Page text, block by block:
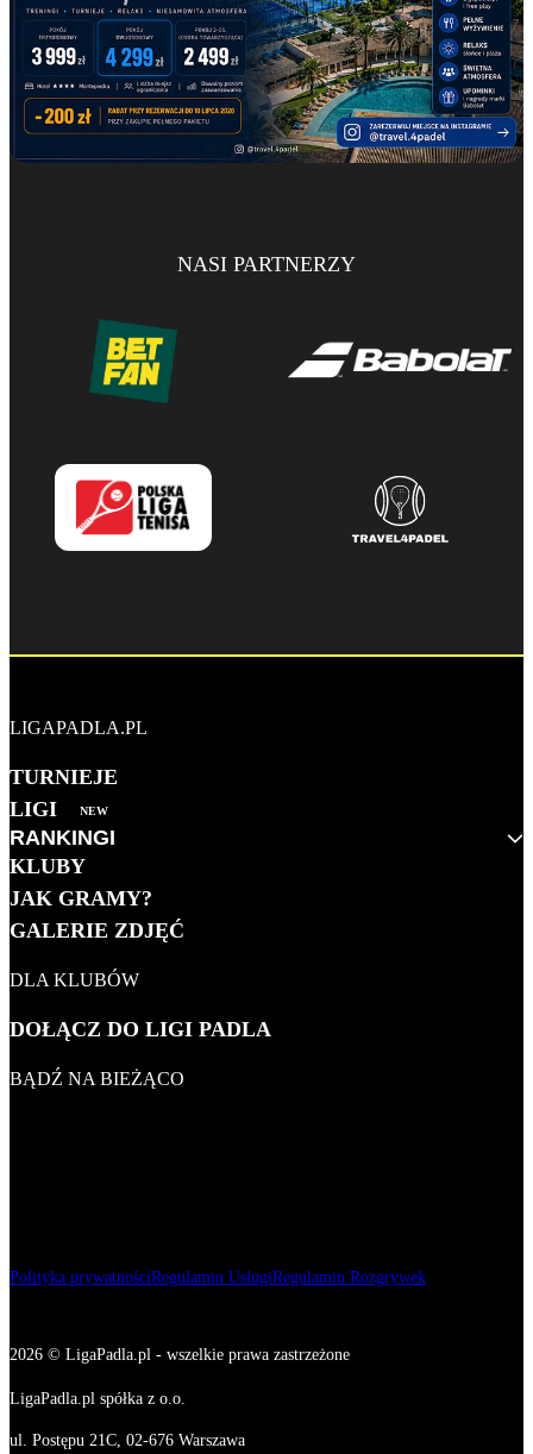
NASI PARTNERZY
LIGAPADLA.PL
TURNIEJE
LIGI
NEW
RANKINGI
MĘŻCZYZN 2026
KOBIET 2026
KLUBOWY
KLUBY
JAK GRAMY?
GALERIE ZDJĘĆ
DLA KLUBÓW
DOŁĄCZ DO LIGI PADLA
BĄDŹ NA BIEŻĄCO
Polityka prywatnościRegulamin UsługiRegulamin Rozgrywek
2026 © LigaPadla.pl - wszelkie prawa zastrzeżone
LigaPadla.pl spółka z o.o.
ul. Postępu 21C, 02-676 Warszawa